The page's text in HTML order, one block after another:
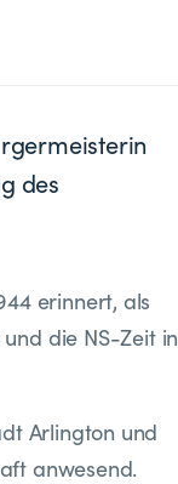
des
erinnert, als
die NS-Zeit in
Arlington und
anwesend.